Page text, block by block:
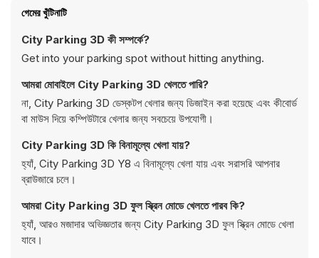
গেমের খুঁটিনাটি
City Parking 3D কী সম্পর্কে?
Get into your parking spot without hitting anything.
আমরা মোবাইলে City Parking 3D খেলতে পারি?
না, City Parking 3D ডেস্কটপ খেলার জন্য ডিজাইন করা হয়েছে এবং কীবোর্ড
বা মাউস দিয়ে কম্পিউটারে খেলার জন্য সবচেয়ে উপযোগী।
City Parking 3D কি বিনামূল্যে খেলা যায়?
হ্যাঁ, City Parking 3D Y8 এ বিনামূল্যে খেলা যায় এবং সরাসরি আপনার
ব্রাউজারে চলে।
আমরা City Parking 3D ফুল স্ক্রিন মোডে খেলতে পারব কি?
হ্যাঁ, আরও মজাদার অভিজ্ঞতার জন্য City Parking 3D ফুল স্ক্রিন মোডে খেলা
যাবে।